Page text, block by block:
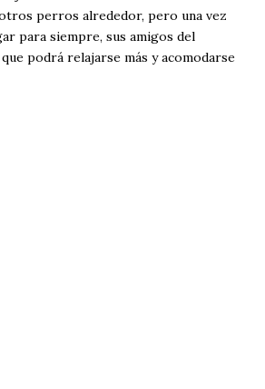
perros alrededor, pero una vez
para siempre, sus amigos del
podrá relajarse más y acomodarse